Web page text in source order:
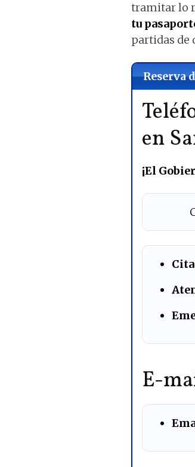
tramitar lo
tu
partidas de
Reserva
en
¡El
E-